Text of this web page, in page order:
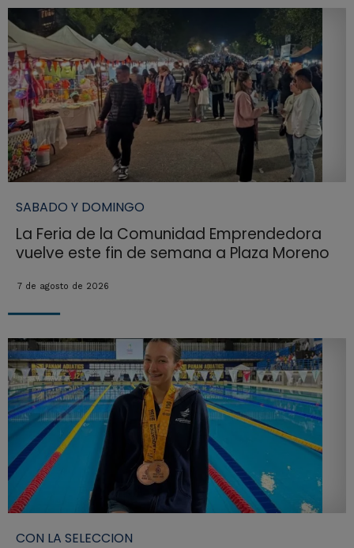
SABADO Y DOMINGO
La Feria de la Comunidad Emprendedora
vuelve este fin de semana a Plaza Moreno
7 de agosto de 2026
CON LA SELECCION